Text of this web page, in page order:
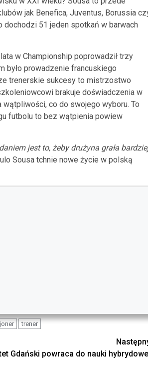
jak Benefica, Juventus, Borussia
51 jeden spotkań w barwach
w Championship poprowadził trzy
było prowadzenie francuskiego
trenerskie sukcesy to mistrzostwo
brakuje doświadczenia w
co do swojego wyboru. To
futbolu to bez wątpienia powiew
jest to, żeby drużyna grała
Sousa tchnie nowe życie w polską
trener
Gdański powraca do nauki